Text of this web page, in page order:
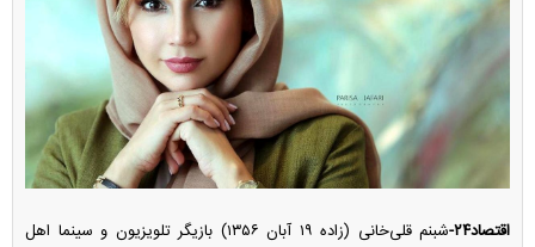
اقتصاد۲۴-
شبنم قلی‌خانی (زاده ۱۹ آبان ۱۳۵۶) بازیگر تلویزیون و سینما اهل